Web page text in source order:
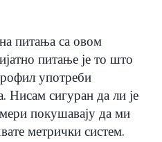
питања са овом
питање је то што
употреби
Нисам сигуран да ли је
покушавају да ми
метрички систем.